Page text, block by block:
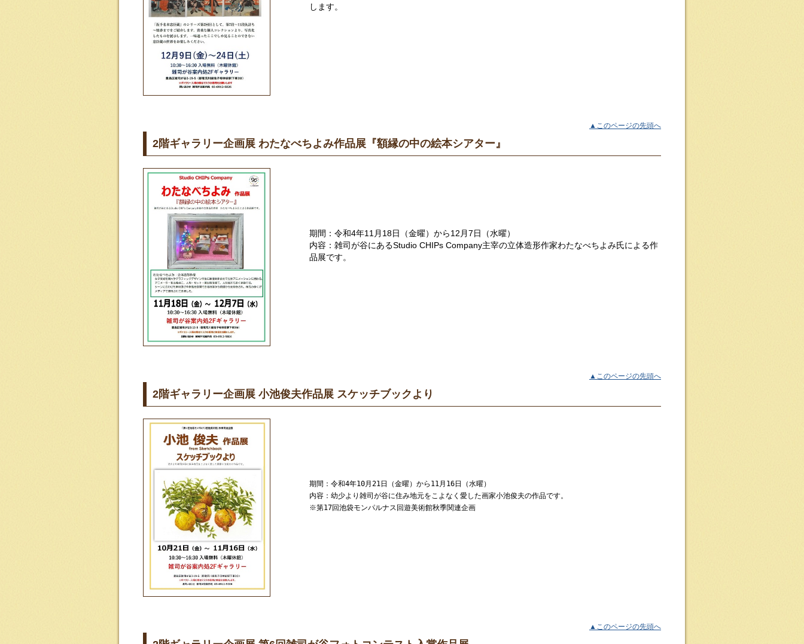
します。
▲このページの先頭へ
2階ギャラリー企画展 わたなべちよみ作品展『額縁の中の絵本シアター』
期間：令和4年11月18日（金曜）から12月7日（水曜）
内容：雑司が谷にあるStudio CHIPs Company主宰の立体造形作家わたなべちよみ氏による作
品展です。
▲このページの先頭へ
2階ギャラリー企画展 小池俊夫作品展 スケッチブックより
期間：令和4年10月21日（金曜）から11月16日（水曜）
内容：幼少より雑司が谷に住み地元をこよなく愛した画家小池俊夫の作品です。
※第17回池袋モンパルナス回遊美術館秋季関連企画
▲このページの先頭へ